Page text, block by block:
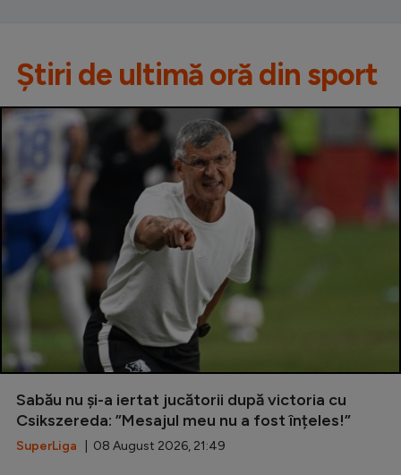
Știri de ultimă oră din sport
Sabău nu și-a iertat jucătorii după victoria cu
Csikszereda: ”Mesajul meu nu a fost înțeles!”
SuperLiga | 08 August 2026, 21:49